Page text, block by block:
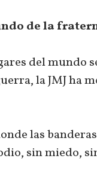
de la
del mundo
la JMJ ha
las
sin miedo,